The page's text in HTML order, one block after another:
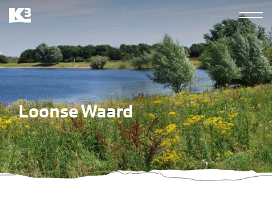
Overslaan
en
de
inhoud
gaan
K3
derde
Loonse Waard